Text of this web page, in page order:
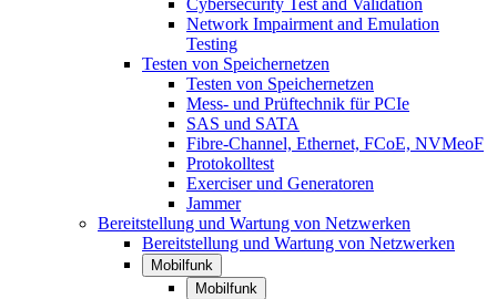
Cybersecurity Test and Validation
Network Impairment and Emulation
Testing
Testen von Speichernetzen
Testen von Speichernetzen
Mess- und Prüftechnik für PCIe
SAS und SATA
Fibre-Channel, Ethernet, FCoE, NVMeoF
Protokolltest
Exerciser und Generatoren
Jammer
Bereitstellung und Wartung von Netzwerken
Bereitstellung und Wartung von Netzwerken
Mobilfunk
Mobilfunk